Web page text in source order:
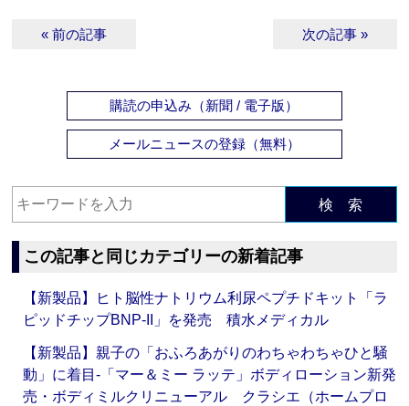
« 前の記事 次の記事 »
購読の申込み（新聞 / 電子版）
メールニュースの登録（無料）
検 索
この記事と同じカテゴリーの新着記事
【新製品】ヒト脳性ナトリウム利尿ペプチドキット「ラ
ピッドチップBNP-II」を発売 積水メディカル
【新製品】親子の「おふろあがりのわちゃわちゃひと騒
動」に着目‐「マー＆ミー ラッテ」ボディローション新発
売・ボディミルクリニューアル クラシエ（ホームプロ